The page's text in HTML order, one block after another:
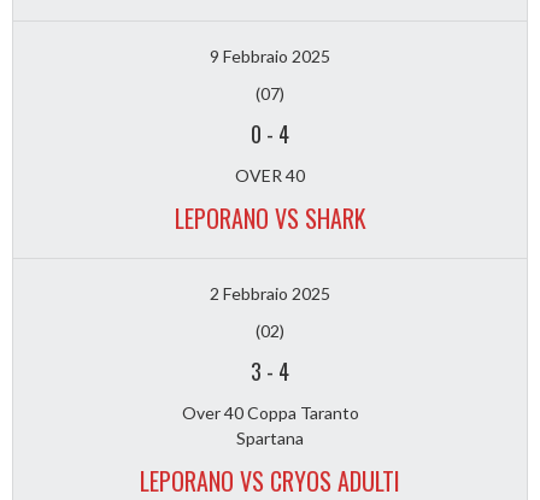
9 Febbraio 2025
(07)
0 - 4
OVER 40
LEPORANO VS SHARK
2 Febbraio 2025
(02)
3 - 4
Over 40 Coppa Taranto
Spartana
LEPORANO VS CRYOS ADULTI